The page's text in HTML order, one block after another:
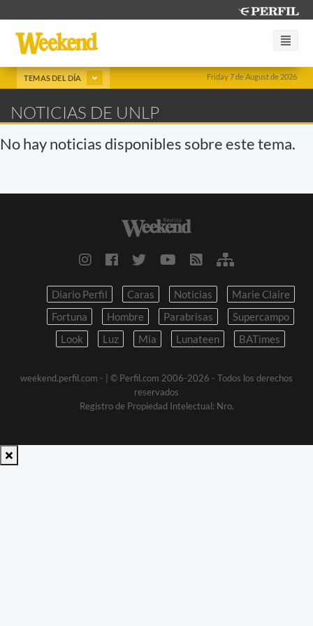
Friday 7 de August de 2026
TEMAS DEL DÍA
NOTICIAS DE UNLP
No hay noticias disponibles sobre este tema.
Diario Perfil Caras Noticias
Marie Claire
Fortuna
Hombre Parabrisas
Supercampo
Look
Luz Mia Lunateen BATimes
weekend.perfil.com -
| © Perfil.com 2006-2026 - Todos los derechos
reservados
Registro de Propiedad Intelectual: Nro.